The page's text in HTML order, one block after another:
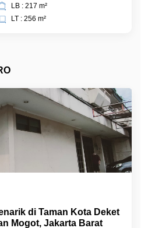
LB : 217 m²
LT : 256 m²
di Taman Kota Deket
Mogot, Jakarta Barat